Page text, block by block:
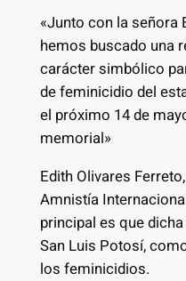
«Junto con la señora
hemos buscado una
carácter simbólico
de feminicidio del
el próximo 14 de
memorial»
Edith Olivares
Amnistía
principal es que
San Luis Potosí,
los feminicidios.